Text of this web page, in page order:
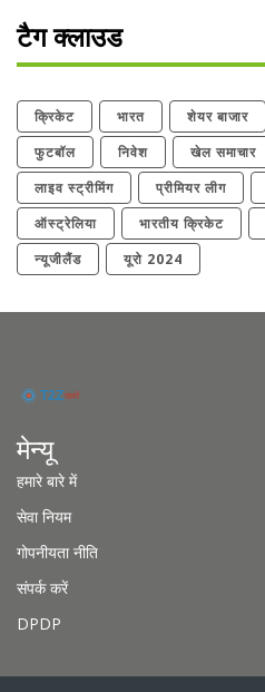
टैग क्लाउड
क्रिकेट भारत शेयर बाजार
फुटबॉल
निवेश खेल समाचार
लाइव स्ट्रीमिंग
प्रीमियर लीग
ऑस्ट्रेलिया
भारतीय क्रिकेट
न्यूजीलैंड
यूरो 2024
मेन्यू
हमारे बारे में
सेवा नियम
गोपनीयता नीति
संपर्क करें
DPDP